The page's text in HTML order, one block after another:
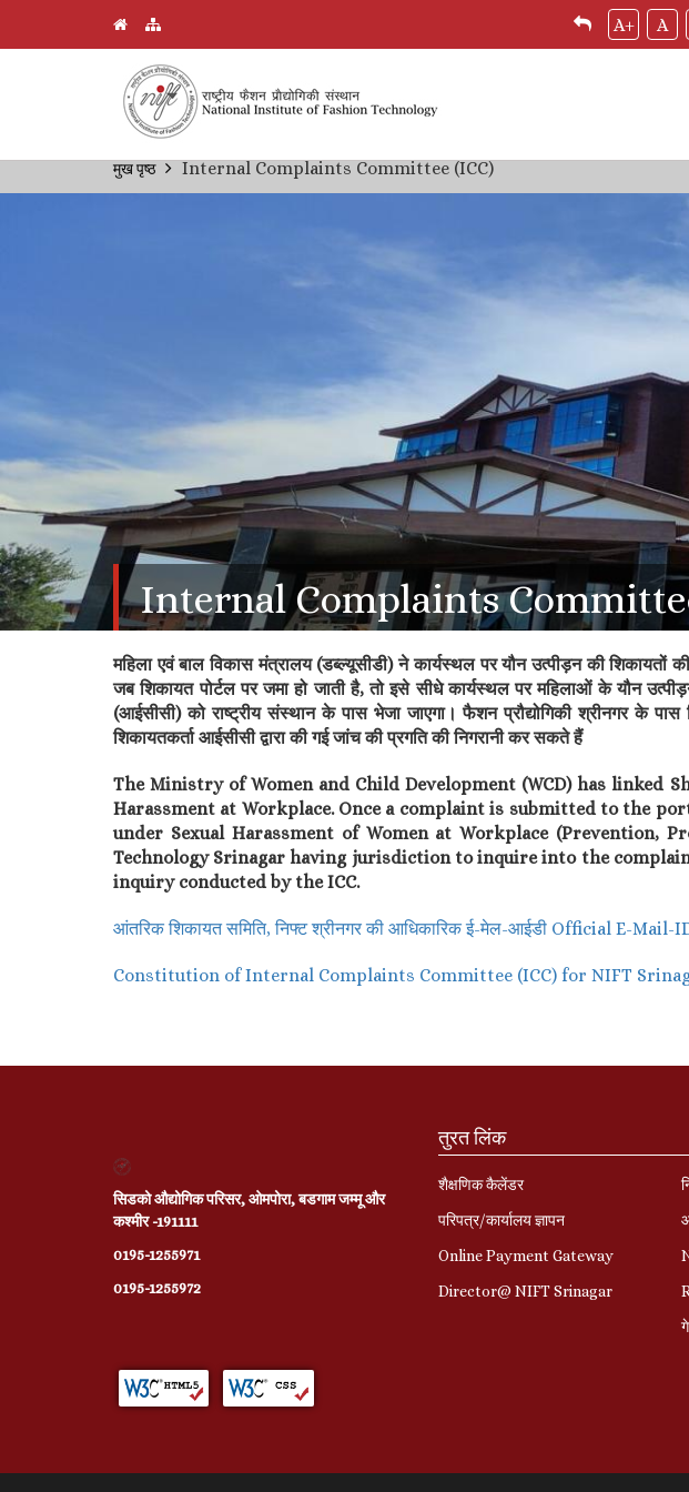
Skip
A+ A
Breadcrumb
मुख पृष्ठ Internal Complaints Committee (ICC)
Internal Complaints
महिला एवं बाल विकास मंत्रालय (डब्ल्यूसीडी) ने कार्यस्थल पर यौन उत्पीड़न की शिकायतों
जब शिकायत पोर्टल पर जमा हो जाती है, तो इसे सीधे कार्यस्थल पर महिलाओं के यौन
(आईसीसी) को राष्ट्रीय संस्थान के पास भेजा जाएगा। फैशन प्रौद्योगिकी श्रीनगर के
शिकायतकर्ता आईसीसी द्वारा की गई जांच की प्रगति की निगरानी कर सकते हैं
The Ministry of Women and Child Development (WCD) has linked
Harassment at Workplace. Once a complaint is submitted to the
under Sexual Harassment of Women at Workplace (Prevention,
Technology Srinagar having jurisdiction to inquire into the
inquiry conducted by the ICC.
आंतरिक शिकायत समिति, निफ्ट श्रीनगर की आधिकारिक ई-मेल-आईडी Official E-
Constitution of Internal Complaints Committee (ICC) for NIFT
सिडको औद्योगिक परिसर, ओमपोरा, बडगाम जम्मू और
कश्मीर -191111
0195-1255971
0195-1255972
तुरत लिंक
शैक्षणिक कैलेंडर
परिपत्र/कार्यालय ज्ञापन
Online Payment Gateway
Director@ NIFT Srinagar